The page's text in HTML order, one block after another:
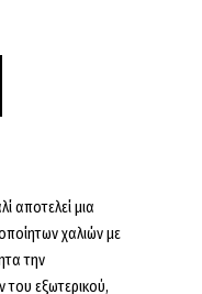
αποτελεί μια
χαλιών με
την
εξωτερικού,